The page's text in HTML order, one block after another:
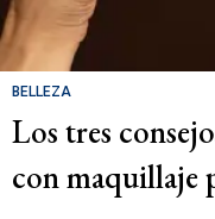
BELLEZA
Los tres
con maquillaje